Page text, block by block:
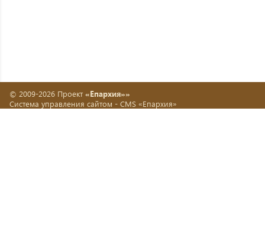
© 2009-2026 Проект «Епархия»»
Система управления сайтом - CMS «Епархия»